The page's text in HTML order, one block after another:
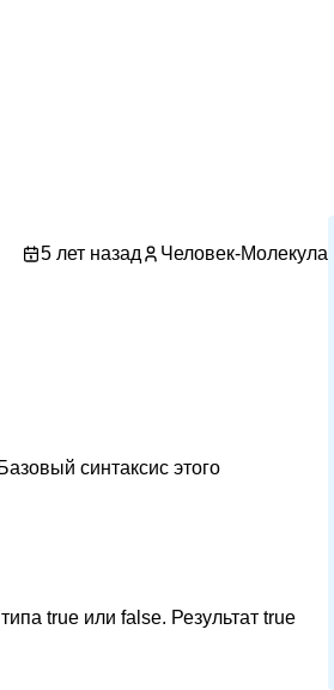
5 лет назад Человек-Молекула
синтаксис этого
true или false. Результат true